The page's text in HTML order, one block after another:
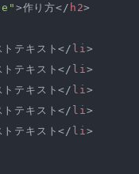
>作り方</ h2>
トテキスト</ li >
トテキスト</ li >
トテキスト</ li >
トテキスト</ li >
トテキスト</ li >